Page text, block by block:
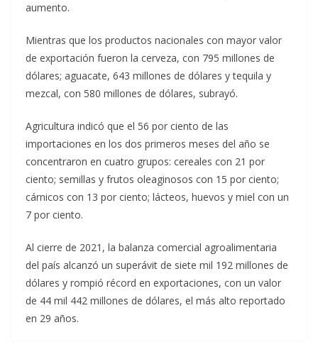
aumento.
Mientras que los productos nacionales con mayor valor
de exportación fueron la cerveza, con 795 millones de
dólares; aguacate, 643 millones de dólares y tequila y
mezcal, con 580 millones de dólares, subrayó.
Agricultura indicó que el 56 por ciento de las
importaciones en los dos primeros meses del año se
concentraron en cuatro grupos: cereales con 21 por
ciento; semillas y frutos oleaginosos con 15 por ciento;
cárnicos con 13 por ciento; lácteos, huevos y miel con un
7 por ciento.
Al cierre de 2021, la balanza comercial agroalimentaria
del país alcanzó un superávit de siete mil 192 millones de
dólares y rompió récord en exportaciones, con un valor
de 44 mil 442 millones de dólares, el más alto reportado
en 29 años.